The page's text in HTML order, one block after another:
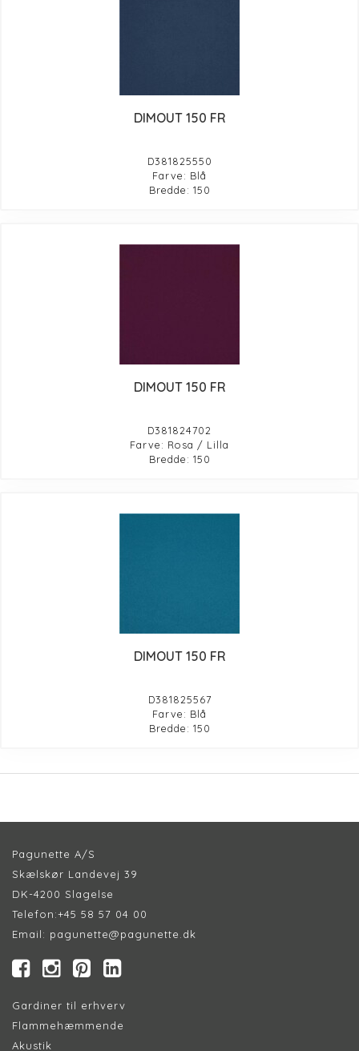
DIMOUT 150 FR
D381825550
Farve: Blå
Bredde: 150
DIMOUT 150 FR
D381824702
Farve: Rosa / Lilla
Bredde: 150
DIMOUT 150 FR
D381825567
Farve: Blå
Bredde: 150
Pagunette A/S
Skælskør Landevej 39
DK-4200 Slagelse
Telefon:+45 58 57 04 00
Email: pagunette@pagunette.dk
Gardiner til erhverv
Flammehæmmende
Akustik